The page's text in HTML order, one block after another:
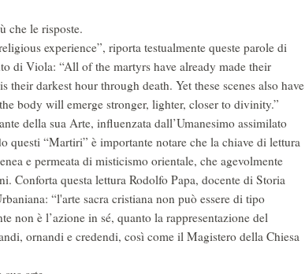
che le risposte.
experience”, riporta testualmente queste parole di
di Viola: “All of the martyrs have already made their
darkest hour through death. Yet these scenes also have
body will emerge stronger, lighter, closer to divinity.”
della sua Arte, influenzata dall’Umanesimo assimilato
questi “Martiri” è importante notare che la chiave di lettura
e permeata di misticismo orientale, che agevolmente
Conforta questa lettura Rodolfo Papa, docente di Storia
“l'arte sacra cristiana non può essere di tipo
non è l’azione in sé, quanto la rappresentazione del
ornandi e credendi, così come il Magistero della Chiesa